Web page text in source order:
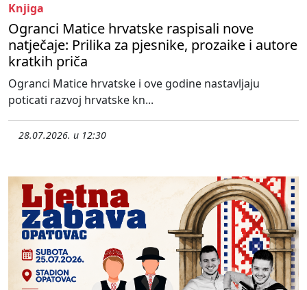
Knjiga
Ogranci Matice hrvatske raspisali nove
natječaje: Prilika za pjesnike, prozaike i autore
kratkih priča
Ogranci Matice hrvatske i ove godine nastavljaju
poticati razvoj hrvatske kn...
28.07.2026. u 12:30